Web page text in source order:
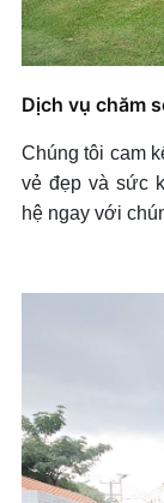
Dịch vụ chăm
Chúng tôi cam
vẻ đẹp và sức
hệ ngay với